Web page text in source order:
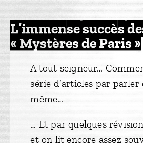
L’immense succès
« Mystères de Paris »
A tout seigneur…
série d’articles par
même…
… Et par quelques
et on lit encore assez